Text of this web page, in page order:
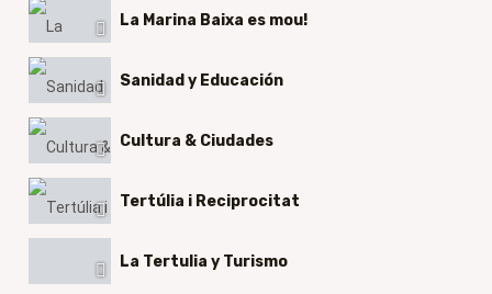
La Marina Baixa es mou!
Sanidad y Educación
Cultura & Ciudades
Tertúlia i Reciprocitat
La Tertulia y Turismo